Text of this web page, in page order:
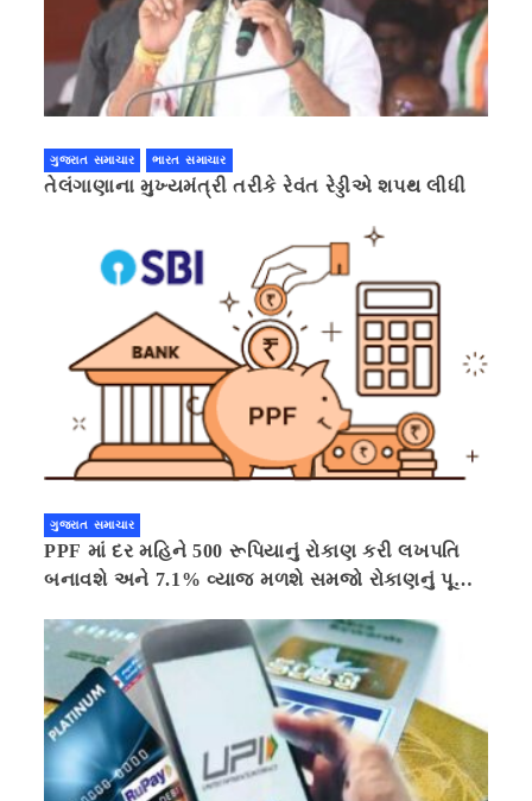
ગુજરાત સમાચાર ભારત સમાચાર
તેલંગાણાના મુખ્યમંત્રી તરીકે રેવંત રેડ્ડીએ શપથ લીધી
ગુજરાત સમાચાર
PPF માં દર મહિને 500 રૂપિયાનું રોકાણ કરી લખપતિ
બનાવશે અને 7.1% વ્યાજ મળશે સમજો રોકાણનું પૂરું